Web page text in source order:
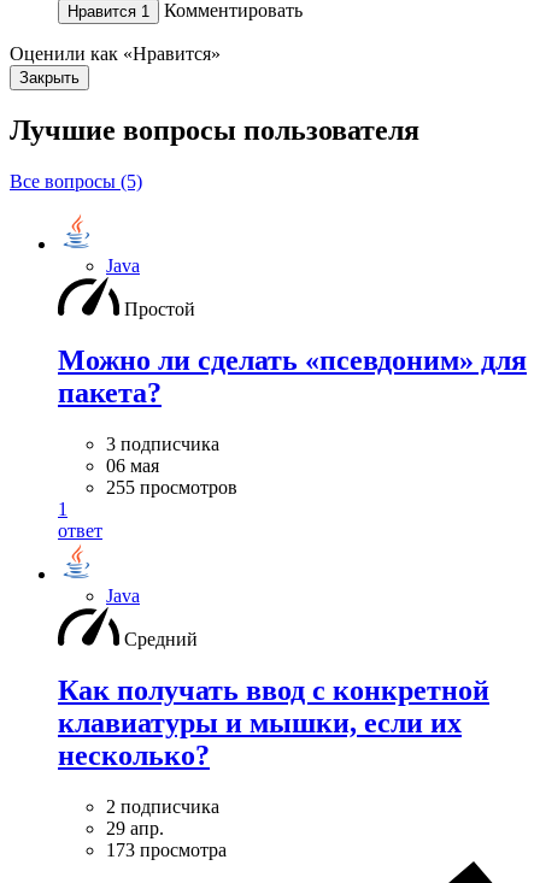
Нравится 1 Комментировать
Оценили как «Нравится»
Закрыть
Лучшие вопросы пользователя
Все вопросы (5)
Java
Простой
Можно ли сделать «псевдоним» для
пакета?
3 подписчика
06 мая
255 просмотров
1
ответ
Java
Средний
Как получать ввод с конкретной
клавиатуры и мышки, если их
несколько?
2 подписчика
29 апр.
173 просмотра